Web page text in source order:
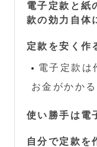
電子定款と紙
款の効力自体
定款を安く作
電子定款は
お金がかか
使い勝手は電
自分で定款を